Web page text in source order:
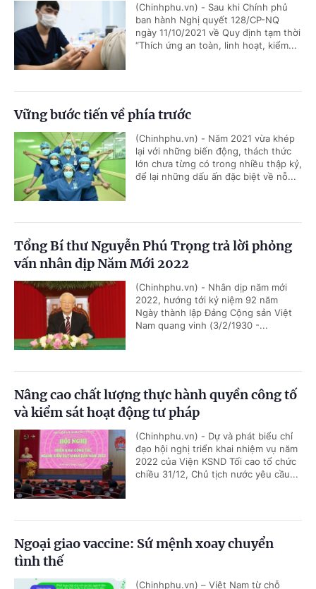
(Chinhphu.vn) - Sau khi Chính phủ
ban hành Nghị quyết 128/CP-NQ
ngày 11/10/2021 về Quy định tạm thời
“Thích ứng an toàn, linh hoạt, kiểm...
Vững bước tiến về phía trước
(Chinhphu.vn) - Năm 2021 vừa khép
lại với những biến động, thách thức
lớn chưa từng có trong nhiều thập kỷ,
để lại những dấu ấn đặc biệt về nỗ...
Tổng Bí thư Nguyễn Phú Trọng trả lời phỏng
vấn nhân dịp Năm Mới 2022
(Chinhphu.vn) - Nhân dịp năm mới
2022, hướng tới kỷ niệm 92 năm
Ngày thành lập Đảng Cộng sản Việt
Nam quang vinh (3/2/1930 -...
Nâng cao chất lượng thực hành quyền công tố
và kiểm sát hoạt động tư pháp
(Chinhphu.vn) - Dự và phát biểu chỉ
đạo hội nghị triển khai nhiệm vụ năm
2022 của Viện KSND Tối cao tổ chức
chiều 31/12, Chủ tịch nước yêu cầu...
Ngoại giao vaccine: Sứ mệnh xoay chuyển
tình thế
(Chinhphu.vn) – Việt Nam từ chỗ